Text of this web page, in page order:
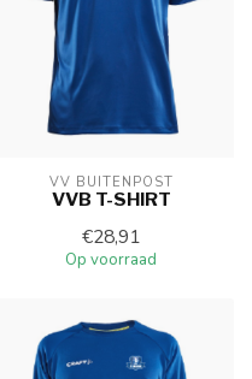
VV BUITENPOST
VVB T-SHIRT
€28,91
Op voorraad